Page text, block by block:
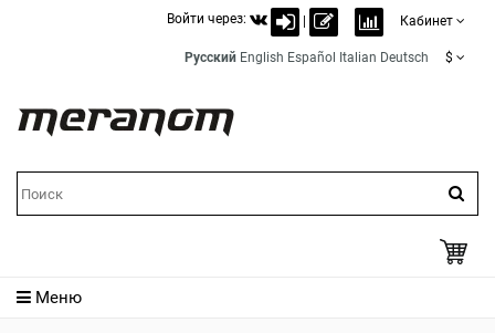
Войти через: Кабинет
Русский English Español Italian Deutsch $
Меню